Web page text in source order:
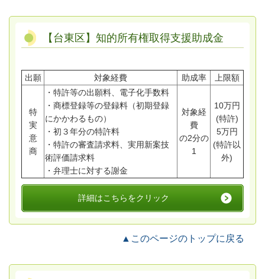
【台東区】知的所有権取得支援助成金
出願 対象経費 助成率 上限額
特
実
意
商
・特許等の出願料、電子化手数料
・商標登録等の登録料（初期登録
にかかわるもの）
・初３年分の特許料
・特許の審査請求料、実用新案技
術評価請求料
・弁理士に対する謝金
対象経
費
の2分の
1
10万円
(特許)
5万円
(特許以
外)
詳細はこちらをクリック
▲このページのトップに戻る